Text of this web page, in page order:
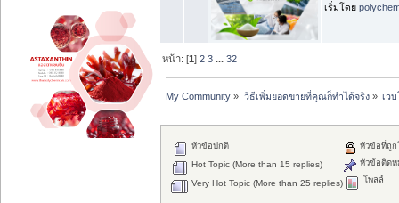
เริ่มโดย
หน้า: [1]2 3 ...32
My Community » วิธีเพิ่มยอดขายที่คุณก็ทำได้จริง» เว
หัวข้อปกติ
Hot Topic (More than 15 replies)
Very Hot Topic (More than 25 replies)
หัวข้อที่ถู
หัวข้อติดห
โพลล์